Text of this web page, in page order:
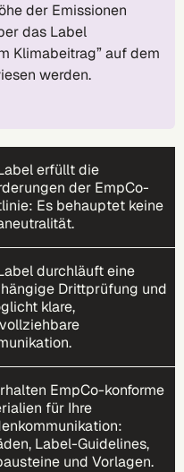
der Emissionen
das Label
Klimabeitrag” auf dem
werden.
erfüllt die
der EmpCo-
Es behauptet keine
durchläuft eine
Drittprüfung und
klare,
EmpCo-konforme
für Ihre
Label-Guidelines,
und Vorlagen.